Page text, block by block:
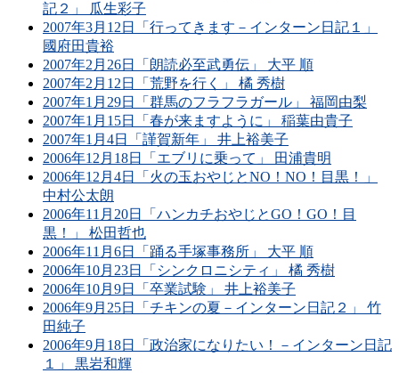
記２」 瓜生彩子
2007年3月12日「行ってきます－インターン日記１」
國府田貴裕
2007年2月26日「朗読必至武勇伝」 大平 順
2007年2月12日「荒野を行く」 橘 秀樹
2007年1月29日「群馬のフラフラガール」 福岡由梨
2007年1月15日「春が来ますように」 稲葉由貴子
2007年1月4日「謹賀新年」 井上裕美子
2006年12月18日「エブリに乗って」 田浦貴明
2006年12月4日「火の玉おやじとNO！NO！目黒！」
中村公太朗
2006年11月20日「ハンカチおやじとGO！GO！目
黒！」 松田哲也
2006年11月6日「踊る手塚事務所」 大平 順
2006年10月23日「シンクロニシティ」 橘 秀樹
2006年10月9日「卒業試験」 井上裕美子
2006年9月25日「チキンの夏－インターン日記２」 竹
田純子
2006年9月18日「政治家になりたい！－インターン日記
１」 黒岩和輝